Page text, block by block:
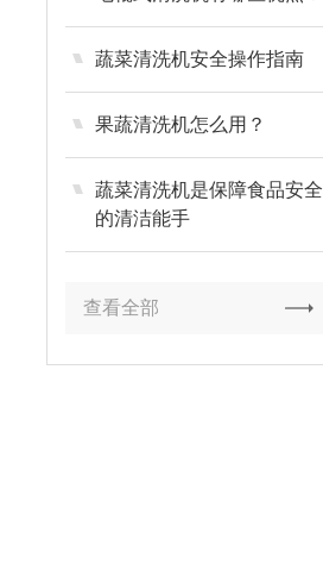
蔬菜清洗机安全操作指南
果蔬清洗机怎么用？
蔬菜清洗机是保障食品安全
的清洁能手
查看全部